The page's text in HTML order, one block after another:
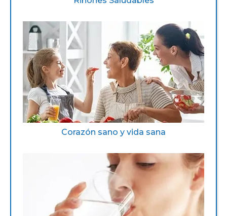
Corazón sano y vida sana